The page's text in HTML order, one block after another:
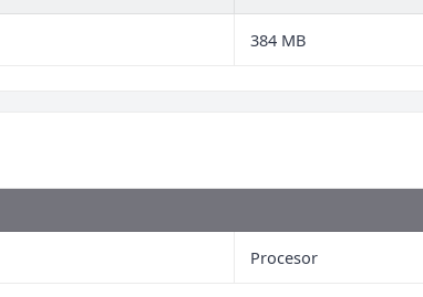
384 MB
Procesor